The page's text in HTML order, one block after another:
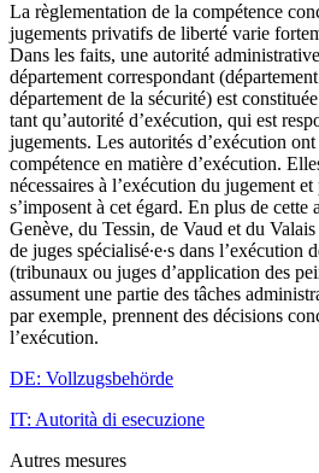
La règlementation de la compétence
jugements privatifs de liberté varie
Dans les faits, une autorité
département correspondant
département de la sécurité) est
tant qu’autorité d’exécution, qui est
jugements. Les autorités d’exécution
compétence en matière d’exécution.
nécessaires à l’exécution du jugement
s’imposent à cet égard. En plus de cette
Genève, du Tessin, de Vaud et du
de juges spécialisé∙e∙s dans l’exécution
(tribunaux ou juges d’application des
assument une partie des tâches
par exemple, prennent des décisions
l’exécution.
DE: Vollzugsbehörde
IT: Autorità di esecuzione
Autres mesures